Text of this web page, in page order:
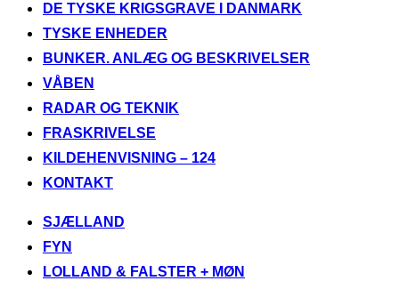
DE TYSKE KRIGSGRAVE I DANMARK
TYSKE ENHEDER
BUNKER. ANLÆG OG BESKRIVELSER
VÅBEN
RADAR OG TEKNIK
FRASKRIVELSE
KILDEHENVISNING – 124
KONTAKT
Videre
indhold
SJÆLLAND
FYN
LOLLAND & FALSTER + MØN